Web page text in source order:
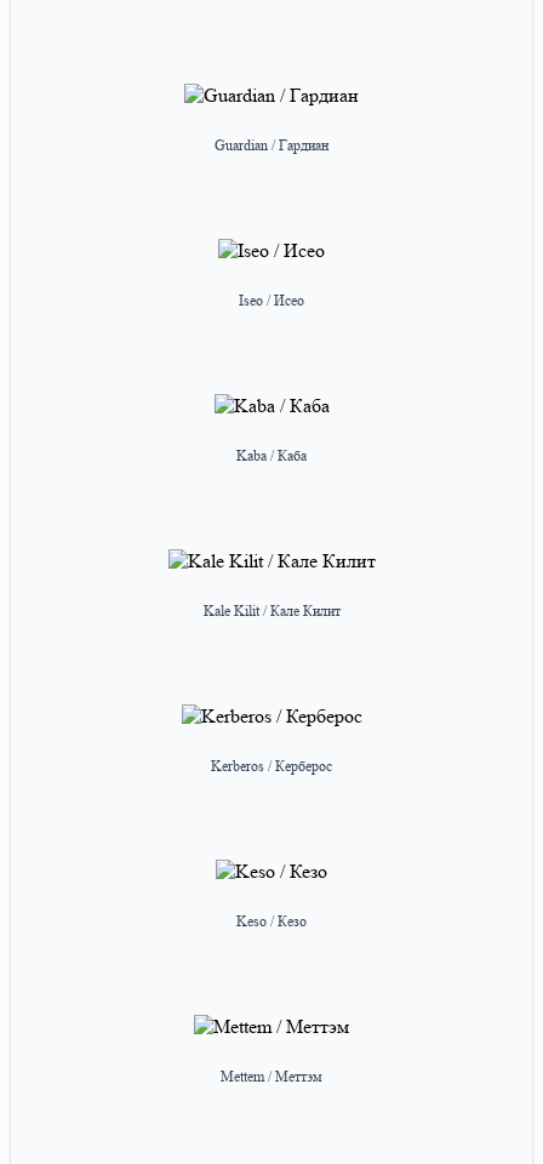
Guardian / Гардиан
Iseo / Исео
Kaba / Каба
Kale Kilit / Кале Килит
Kerberos / Керберос
Keso / Кезо
Mettem / Меттэм